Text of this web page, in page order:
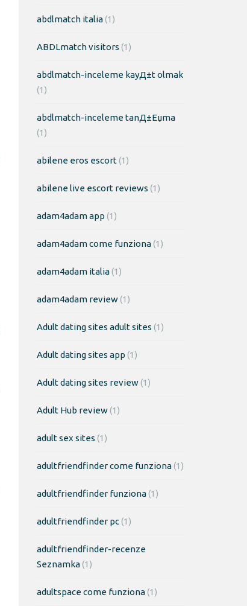
abdlmatch italia(1)
ABDLmatch visitors (1)
abdlmatch-inceleme kayД±t olmak
(1)
abdlmatch-inceleme tanД±Еџma
(1)
abilene eros escort(1)
abilene live escort reviews (1)
adam4adam app (1)
adam4adam come funziona(1)
adam4adam italia(1)
adam4adam review(1)
Adult dating sites adult sites (1)
Adult dating sites app (1)
Adult dating sites review(1)
Adult Hub review(1)
adult sex sites (1)
adultfriendfinder come funziona(1)
adultfriendfinder funziona(1)
adultfriendfinder pc(1)
adultfriendfinder-recenze
Seznamka(1)
adultspace come funziona(1)